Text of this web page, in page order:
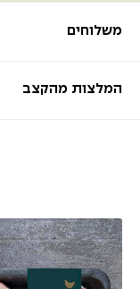
משלוחים
המלצות מהקצב